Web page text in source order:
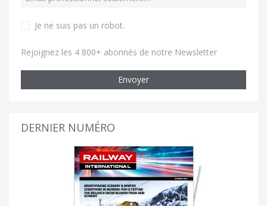
Je ne suis pas un robot.
Rejoignez les 4 800+ abonnés de notre Newsletter
Envoyer
DERNIER NUMÉRO